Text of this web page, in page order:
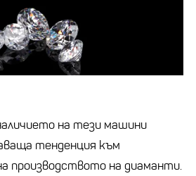
на тези машини
тенденция към
производството на диаманти.